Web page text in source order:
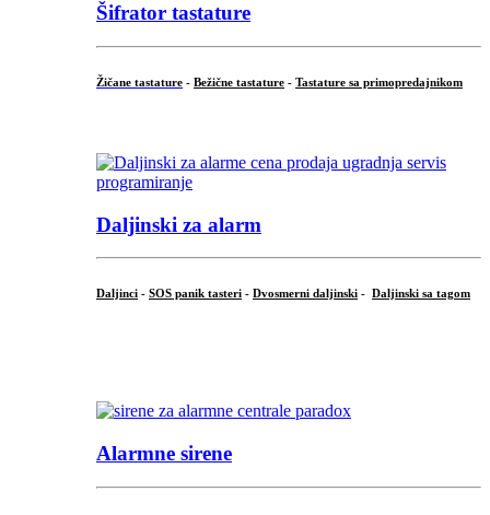
Šifrator tastature
Žičane tastature - Bežične tastature - Tastature sa primopredajnikom
Daljinski za alarm
Daljinci - SOS panik tasteri - Dvosmerni daljinski - Daljinski sa tagom
Alarmne sirene